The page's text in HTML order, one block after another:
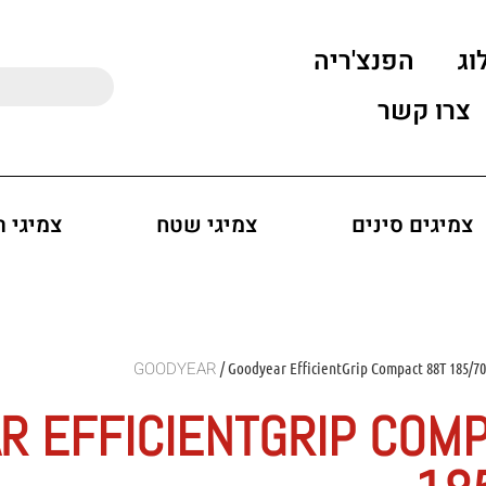
הפנצ'ריה
צרו קשר
צמיגים סינים צמיגי שטח
/ Goodyear EfficientGrip Compact 88T 185/
EFFICIENTGRIP